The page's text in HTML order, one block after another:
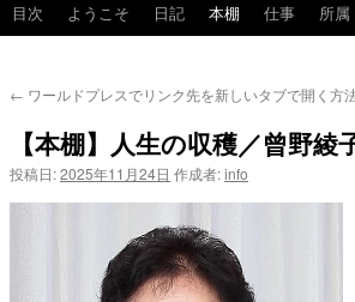
目次 ようこそ 日記 本棚 仕事 所属
← ワールドプレスでリンク先を新しいタブで開く方
【本棚】人生の収穫／曾野綾
投稿日:2025年11月24日 作成者:info